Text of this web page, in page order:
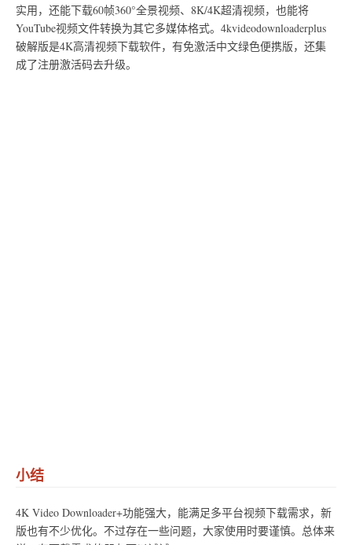
实用，还能下载60帧360°全景视频、8K/4K超清视频，也能将
YouTube视频文件转换为其它多媒体格式。4kvideodownloaderplus
破解版是4K高清视频下载软件，有免激活中文绿色便携版，还集
成了注册激活码去升级。
小结
4K Video Downloader+功能强大，能满足多平台视频下载需求，新
版也有不少优化。不过存在一些问题，大家使用时要谨慎。总体来